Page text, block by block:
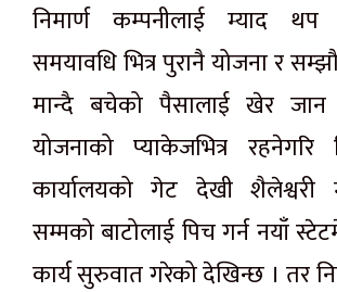
निमार्ण कम्पनीलाई म्याद
समयावधि भित्र पुरानै योजना र
मान्दै बचेको पैसालाई खेर जान
योजनाको प्याकेजभित्र रहनेगरि
कार्यालयको गेट देखी शैलेश्वरी
सम्मको बाटोलाई पिच गर्न नयाँ
कार्य सुरुवात गरेको देखिन्छ । तर